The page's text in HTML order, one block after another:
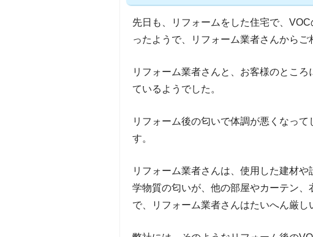
先日も、リフォームをした住宅で、
ったようで、リフォーム業者さんからご
リフォーム業者さんと、お客様のとこ
ているようでした。
リフォーム後の匂いで体調が悪くなっ
す。
リフォーム業者さんは、使用した建材
学物質の匂いが、他の部屋やカーテン
で、リフォーム業者さんはたいへん厳し